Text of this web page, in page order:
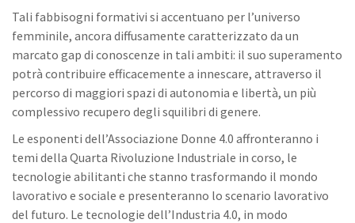
Tali fabbisogni formativi si accentuano per l’universo
femminile, ancora diffusamente caratterizzato da un
marcato gap di conoscenze in tali ambiti: il suo superamento
potrà contribuire efficacemente a innescare, attraverso il
percorso di maggiori spazi di autonomia e libertà, un più
complessivo recupero degli squilibri di genere.
Le esponenti dell’Associazione Donne 4.0 affronteranno i
temi della Quarta Rivoluzione Industriale in corso, le
tecnologie abilitanti che stanno trasformando il mondo
lavorativo e sociale e presenteranno lo scenario lavorativo
del futuro. Le tecnologie dell’Industria 4.0, in modo